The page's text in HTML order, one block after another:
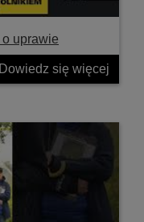
o uprawie
Dowiedz się więcej